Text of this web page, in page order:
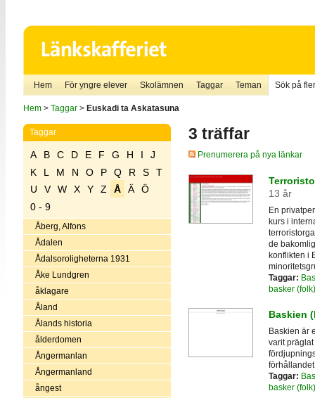
Hem För yngre elever Skolämnen Taggar Teman Sök på
Hem> Taggar> Euskadi ta Askatasuna
Taggar
A B C D E F G H I
J
K
L M N O P Q R S
T
U
V W X Y Z Å Ä
Ö
0 - 9
Åberg, Alfons
Ådalen
Ådalsoroligheterna 1931
Åke Lundgren
åklagare
Åland
Ålands historia
ålderdomen
Ångermanlan
Ångermanland
ångest
3 träffar
Prenumerera på nya länkar
13 år
En
kurs i
de
konflikten i
Taggar:
basker (folk)
Baskien
Baskien är
varit
Taggar:
basker (folk)